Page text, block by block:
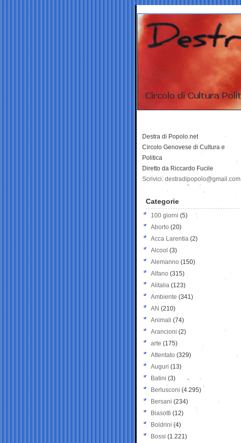
Destra di Popolo.net
Circolo Genovese di Cultura e
Politica
Diretto da Riccardo Fucile
Scrivici: destradipopolo@gmail.com
Categorie
100 giorni (5)
Aborto (20)
Acca Larentia (2)
Alcool (3)
Alemanno (150)
Alfano (315)
Alitalia (123)
Ambiente (341)
AN (210)
Animali (74)
Arancioni (2)
arte (175)
Attentato (329)
Auguri (13)
Batini (3)
Berlusconi (4.295)
Bersani (234)
Biasotti (12)
Boldrini (4)
Bossi (1.221)